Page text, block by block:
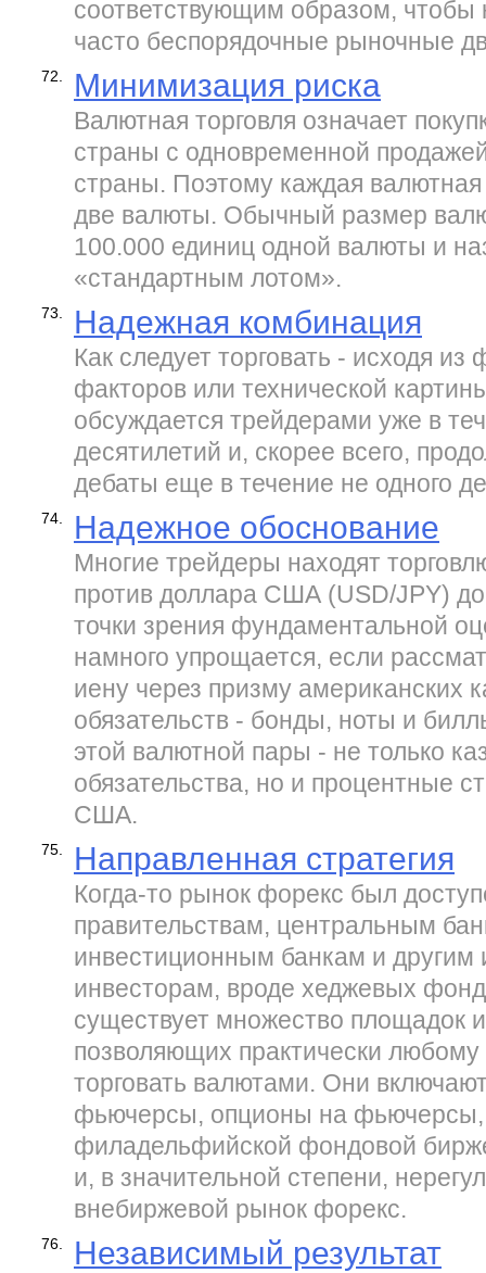
соответствующим образом, чтобы
часто беспорядочные рыночные
72. Минимизация риска
Валютная торговля означает
страны с одновременной
страны. Поэтому каждая валютная
две валюты. Обычный размер
100.000 единиц одной валюты и
«стандартным лотом».
73. Надежная комбинация
Как следует торговать - исходя
факторов или технической
обсуждается трейдерами уже в
десятилетий и, скорее всего,
дебаты еще в течение не одного
74. Надежное обоснование
Многие трейдеры находят
против доллара США (USD/JPY)
точки зрения фундаментальной
намного упрощается, если
иену через призму американских
обязательств - бонды, ноты и
этой валютной пары - не только
обязательства, но и процентные
США.
75. Направленная стратегия
Когда-то рынок форекс был
правительствам, центральным
инвестиционным банкам и другим
инвесторам, вроде хеджевых
существует множество площадок
позволяющих практически
торговать валютами. Они
фьючерсы, опционы на фьючерсы,
филадельфийской фондовой
и, в значительной степени,
внебиржевой рынок форекс.
76. Независимый результат